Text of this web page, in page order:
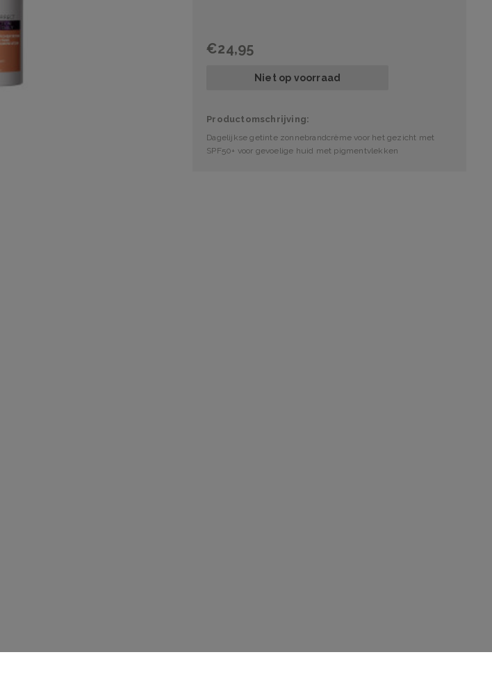
€24,95
Niet op voorraad
Productomschrijving:
Dagelijkse getinte zonnebrandcrème voor het gezicht met
SPF50+ voor gevoelige huid met pigmentvlekken